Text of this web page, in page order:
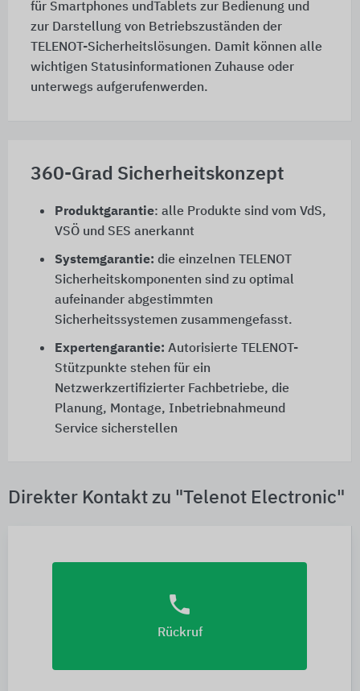
für Smartphones undTablets zur Bedienung und
zur Darstellung von Betriebszuständen der
TELENOT-Sicherheitslösungen. Damit können alle
wichtigen Statusinformationen Zuhause oder
unterwegs aufgerufenwerden.
360-Grad Sicherheitskonzept
Produktgarantie: alle Produkte sind vom VdS,
VSÖ und SES anerkannt
Systemgarantie: die einzelnen TELENOT
Sicherheitskomponenten sind zu optimal
aufeinander abgestimmten
Sicherheitssystemen zusammengefasst.
Expertengarantie: Autorisierte TELENOT-
Stützpunkte stehen für ein
Netzwerkzertifizierter Fachbetriebe, die
Planung, Montage, Inbetriebnahmeund
Service sicherstellen
Direkter Kontakt zu "Telenot Electronic"
phone
Rückruf